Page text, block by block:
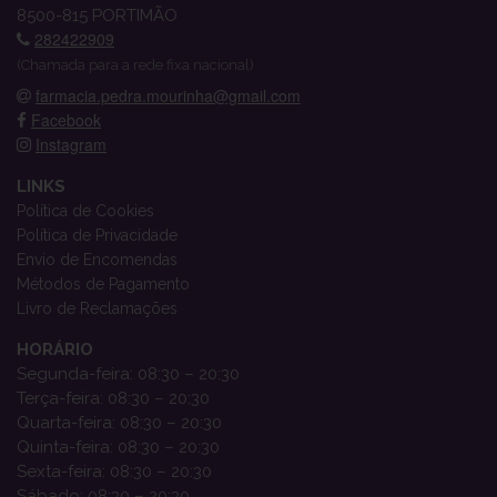
8500-815 PORTIMÃO
282422909
(Chamada para a rede fixa nacional)
farmacia.pedra.mourinha@gmail.com
Facebook
Instagram
LINKS
Política de Cookies
Política de Privacidade
Envio de Encomendas
Métodos de Pagamento
Livro de Reclamações
HORÁRIO
Segunda-feira: 08:30 – 20:30
Terça-feira: 08:30 – 20:30
Quarta-feira: 08:30 – 20:30
Quinta-feira: 08:30 – 20:30
Sexta-feira: 08:30 – 20:30